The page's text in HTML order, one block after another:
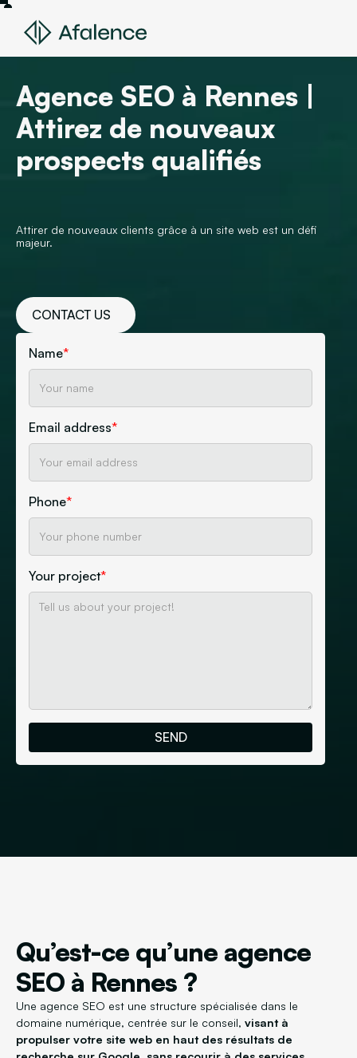
Agence SEO à Rennes |
Attirez de nouveaux
prospects qualifiés
Attirer de nouveaux clients grâce à un site web est un défi
majeur.
CONTACT US
Name*
Email address*
Phone*
Your project*
Qu’est-ce qu’une agence
SEO à Rennes ?
Une agence SEO est une structure spécialisée dans le
domaine numérique, centrée sur le conseil, visant à
propulser votre site web en haut des résultats de